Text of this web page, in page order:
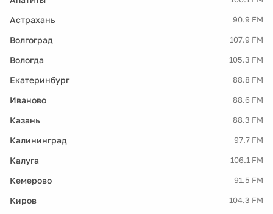
Астрахань 90.9 FM
Волгоград 107.9 FM
Вологда 105.3 FM
Екатеринбург 88.8 FM
Иваново 88.6 FM
Казань 88.3 FM
Калининград 97.7 FM
Калуга 106.1 FM
Кемерово 91.5 FM
Киров 104.3 FM